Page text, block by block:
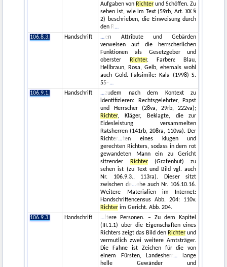
Aufgaben von Richter und Schöffen. Zu
sehen ist, wie im Text (59rb, Art. XX §
2) beschrieben, die Einweisung durch
den R
106.8.3.
Handschrift
en Attribute und Gebärden
verweisen auf die herrscherlichen
Funktionen als Gesetzgeber und
oberster
Richter. Farben: Blau,
Hellbraun, Rosa, Gelb, ehemals wohl
auch Gold. Faksimile: Kala (1998) S.
55–
106.9.1.
Handschrift
zudem nach dem Kontext zu
identifizieren: Rechtsgelehrter, Papst
und Herrscher (28va, 29rb, 222va);
Richter, Kläger, Beklagte, die zur
Eidesleistung versammelten
Ratsherren (141rb, 208ra, 110va). Der
Richter
ten eines klugen und
gerechten Richters, sodass in dem rot
gewandeten Mann ein zu Gericht
sitzender
Richter(Grafenhut) zu
sehen ist (zu Text und Bild vgl. auch
Nr. 106.9.3., 113ra). Dieser sitzt
zwischen de
ehe auch Nr. 106.10.16.
Weitere Materialien im Internet:
Handschriftencensus Abb. 204: 110v.
Richter im Gericht. Abb. 204.
106.9.3.
Handschrift
itere Personen. – Zu dem Kapitel
(III.1.1) über die Eigenschaften eines
Richters zeigt das Bild den Richter und
vermutlich zwei weitere Amtsträger.
Die Fahne ist Zeichen für die von
einem Fürsten, Landesherr
lange
helle Gewänder und